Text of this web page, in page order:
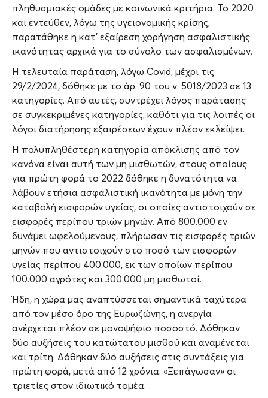
πληθυσμιακές ομάδες με κοινωνικά κριτήρια. Το 2020
και εντεύθεν, λόγω της υγειονομικής κρίσης,
παρατάθηκε η κατ’ εξαίρεση χορήγηση ασφαλιστικής
ικανότητας αρχικά για το σύνολο των ασφαλισμένων.
Η τελευταία παράταση, λόγω Covid, μέχρι τις
29/2/2024, δόθηκε με το άρ. 90 του ν. 5018/2023 σε 13
κατηγορίες. Από αυτές, συντρέχει λόγος παράτασης
σε συγκεκριμένες κατηγορίες, καθότι για τις λοιπές οι
λόγοι διατήρησης εξαιρέσεων έχουν πλέον εκλείψει.
Η πολυπληθέστερη κατηγορία απόκλισης από τον
κανόνα είναι αυτή των μη μισθωτών, στους οποίους
για πρώτη φορά το 2022 δόθηκε η δυνατότητα να
λάβουν ετήσια ασφαλιστική ικανότητα με μόνη την
καταβολή εισφορών υγείας, οι οποίες αντιστοιχούν σε
εισφορές περίπου τριών μηνών. Από 800.000 εν
δυνάμει ωφελούμενους, πλήρωσαν τις εισφορές τριών
μηνών που αντιστοιχούν στο ποσό των εισφορών
υγείας περίπου 400.000, εκ των οποίων περίπου
100.000 αγρότες και 300.000 μη μισθωτοί.
Ήδη, η χώρα μας αναπτύσσεται σημαντικά ταχύτερα
από τον μέσο όρο της Ευρωζώνης, η ανεργία
ανέρχεται πλέον σε μονοψήφιο ποσοστό. Δόθηκαν
δύο αυξήσεις του κατώτατου μισθού και αναμένεται
και τρίτη. Δόθηκαν δύο αυξήσεις στις συντάξεις για
πρώτη φορά, μετά από 12 χρόνια. «Ξεπάγωσαν» οι
τριετίες στον ιδιωτικό τομέα.